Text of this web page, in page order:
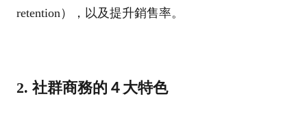
retention），以及提升銷售率。
2. 社群商務的４大特色